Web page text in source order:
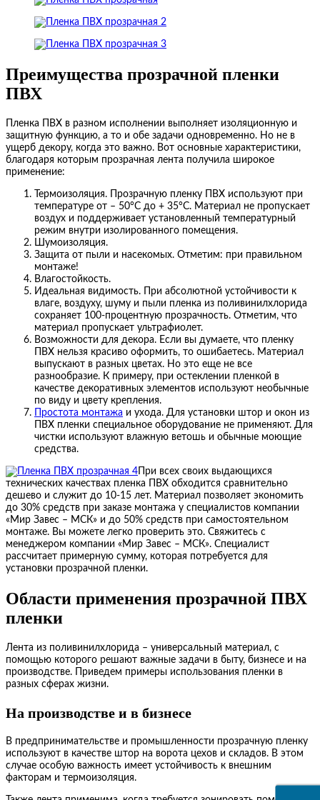
Преимущества прозрачной пленки
ПВХ
Пленка ПВХ в разном исполнении выполняет изоляционную и
защитную функцию, а то и обе задачи одновременно. Но не в
ущерб декору, когда это важно. Вот основные характеристики,
благодаря которым прозрачная лента получила широкое
применение:
Термоизоляция. Прозрачную пленку ПВХ используют при
температуре от – 50°С до + 35°С. Материал не пропускает
воздух и поддерживает установленный температурный
режим внутри изолированного помещения.
Шумоизоляция.
Защита от пыли и насекомых. Отметим: при правильном
монтаже!
Влагостойкость.
Идеальная видимость. При абсолютной устойчивости к
влаге, воздуху, шуму и пыли пленка из поливинилхлорида
сохраняет 100-процентную прозрачность. Отметим, что
материал пропускает ультрафиолет.
Возможности для декора. Если вы думаете, что пленку
ПВХ нельзя красиво оформить, то ошибаетесь. Материал
выпускают в разных цветах. Но это еще не все
разнообразие. К примеру, при остеклении пленкой в
качестве декоративных элементов используют необычные
по виду и цвету крепления.
Простота монтажа и ухода. Для установки штор и окон из
ПВХ пленки специальное оборудование не применяют. Для
чистки используют влажную ветошь и обычные моющие
средства.
При всех своих выдающихся
технических качествах пленка ПВХ обходится сравнительно
дешево и служит до 10-15 лет. Материал позволяет экономить
до 30% средств при заказе монтажа у специалистов компании
«Мир Завес – МСК» и до 50% средств при самостоятельном
монтаже. Вы можете легко проверить это. Свяжитесь с
менеджером компании «Мир Завес – МСК». Специалист
рассчитает примерную сумму, которая потребуется для
установки прозрачной пленки.
Области применения прозрачной ПВХ
пленки
Лента из поливинилхлорида – универсальный материал, с
помощью которого решают важные задачи в быту, бизнесе и на
производстве. Приведем примеры использования пленки в
разных сферах жизни.
На производстве и в бизнесе
В предпринимательстве и промышленности прозрачную пленку
используют в качестве штор на ворота цехов и складов. В этом
случае особую важность имеет устойчивость к внешним
факторам и термоизоляция.